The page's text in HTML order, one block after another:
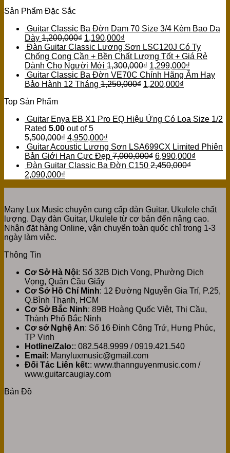
Sản Phẩm Đặc Sắc
Guitar Classic Ba Đờn Dam 70 Size 3/4 Kèm Bao Da
Dày 1,200,000₫ 1,190,000₫
Đàn Guitar Classic Lương Sơn LSC120J Có Ty
Chống Cong Cần + Bền Chất Lượng Tốt + Giá Rẻ
Dành Cho Người Mới 1,300,000₫ 1,299,000₫
Guitar Classic Ba Đờn VE70C Chính Hãng Âm Hay
Bảo Hành 12 Tháng 1,250,000₫ 1,200,000₫
Top Sản Phẩm
Guitar Enya EB X1 Pro EQ Hiệu Ứng Có Loa Size 1/2
Rated 5.00 out of 5
5,500,000₫ 4,950,000₫
Guitar Acoustic Lương Sơn LSA699CX Limited Phiên
Bản Giới Hạn Cực Đẹp 7,000,000₫ 6,990,000₫
Đàn Guitar Classic Ba Đờn C150 2,450,000₫
2,090,000₫
Many Lux Music chuyên cung cấp đàn Guitar, Ukulele chất
lượng. Dạy đàn Guitar, Ukulele từ cơ bản đến nâng cao.
Nhận đặt hàng Online, vận chuyển toàn quốc chỉ trong 1-3
ngày làm việc.
Thông Tin
Cơ Sở Hà Nội: Số 32B Dịch Vọng, Phường Dịch
Vọng, Quận Cầu Giấy
Cơ Sở Hồ Chí Minh: 12 Đường Nguyễn Gia Trí, P.25,
Q.Bình Thạnh, HCM
Cơ Sở Bắc Ninh: 89B Hoàng Quốc Việt, Thị Cầu,
Thành Phố Bắc Ninh
Cơ sở Nghệ An: Số 16 Đinh Công Trứ, Hưng Phúc,
TP Vinh
Hotline/Zalo:: 082.548.9999 / 0919.421.540
Email : Manyluxmusic@gmail.com
Đối Tác Liên kết:: www.thannguyenmusic.com /
www.guitarcaugiay.com
Bản Đồ